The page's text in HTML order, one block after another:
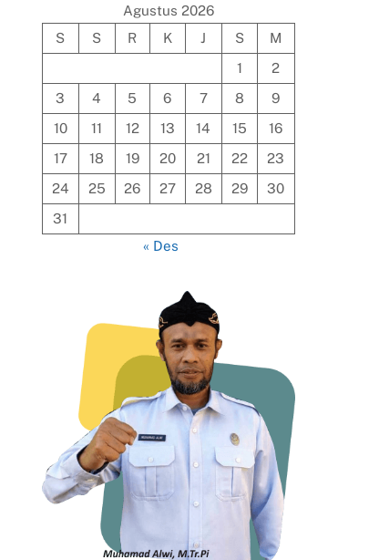
Agustus 2026
S
S R K J S
M
1
2
3
4 5 6 7 8
9
10
11 12 13 14 15
16
17
18 19 20 21 22
23
24
25 26 27 28 29
30
31
« Des